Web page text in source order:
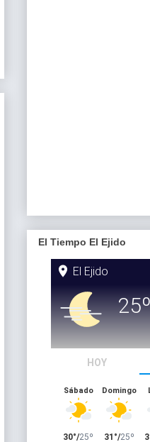
El Tiempo El Ejido